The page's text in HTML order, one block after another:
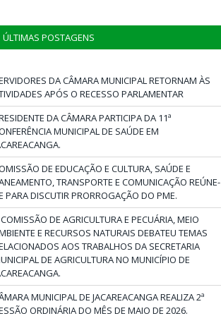
ÚLTIMAS POSTAGENS
DA CÂMARA MUNICIPAL RETORNAM ÀS
APÓS O RECESSO PARLAMENTAR
DA CÂMARA PARTICIPA DA 11ª
MUNICIPAL DE SAÚDE EM
DE EDUCAÇÃO E CULTURA, SAÚDE E
TRANSPORTE E COMUNICAÇÃO REÚNE-
PARA DISCUTIR PRORROGAÇÃO DO PME.
DE AGRICULTURA E PECUÁRIA, MEIO
E RECURSOS NATURAIS DEBATEU TEMAS
AOS TRABALHOS DA SECRETARIA
DE AGRICULTURA NO MUNICÍPIO DE
MUNICIPAL DE JACAREACANGA REALIZA 2ª
ORDINÁRIA DO MÊS DE MAIO DE 2026.